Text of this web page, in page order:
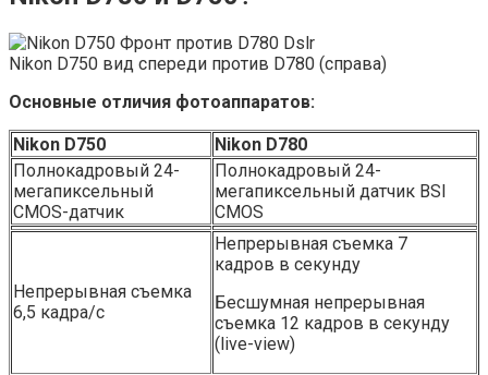
Nikon D750 вид спереди против D780 (справа)
Основные отличия фотоаппаратов:
Nikon D750
Nikon D780
Полнокадровый 24-
мегапиксельный
CMOS-датчик
Полнокадровый 24-
мегапиксельный датчик BSI
CMOS
Непрерывная съемка
6,5 кадра/с
Непрерывная съемка 7
кадров в секунду
Бесшумная непрерывная
съемка 12 кадров в секунду
(live-view)